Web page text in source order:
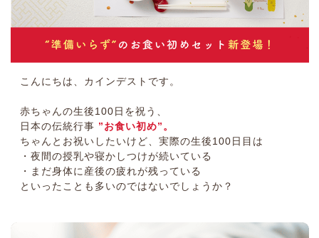
こんにちは、カインデストです。
赤ちゃんの生後100日を祝う、
日本の伝統行事 ”お食い初め”。
ちゃんとお祝いしたいけど、実際の生後100日目は
・夜間の授乳や寝かしつけが続いている
・まだ身体に産後の疲れが残っている
といったことも多いのではないでしょうか？